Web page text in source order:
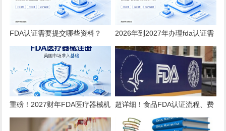
FDA认证需要提交哪些资料？
2026全品类详细清单
2026年到2027年办理fda认证需
要多少钱？
重磅！2027财年FDA医疗器械机
构注册年费上调至 $13785！
超详细！食品FDA认证流程、费
用、时效、误区解析